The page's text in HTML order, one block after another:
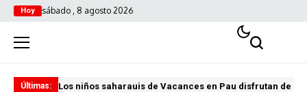
Hoy sábado , 8 agosto 2026
Últimas: Los niños saharauis de Vacances en Pau disfrutan de